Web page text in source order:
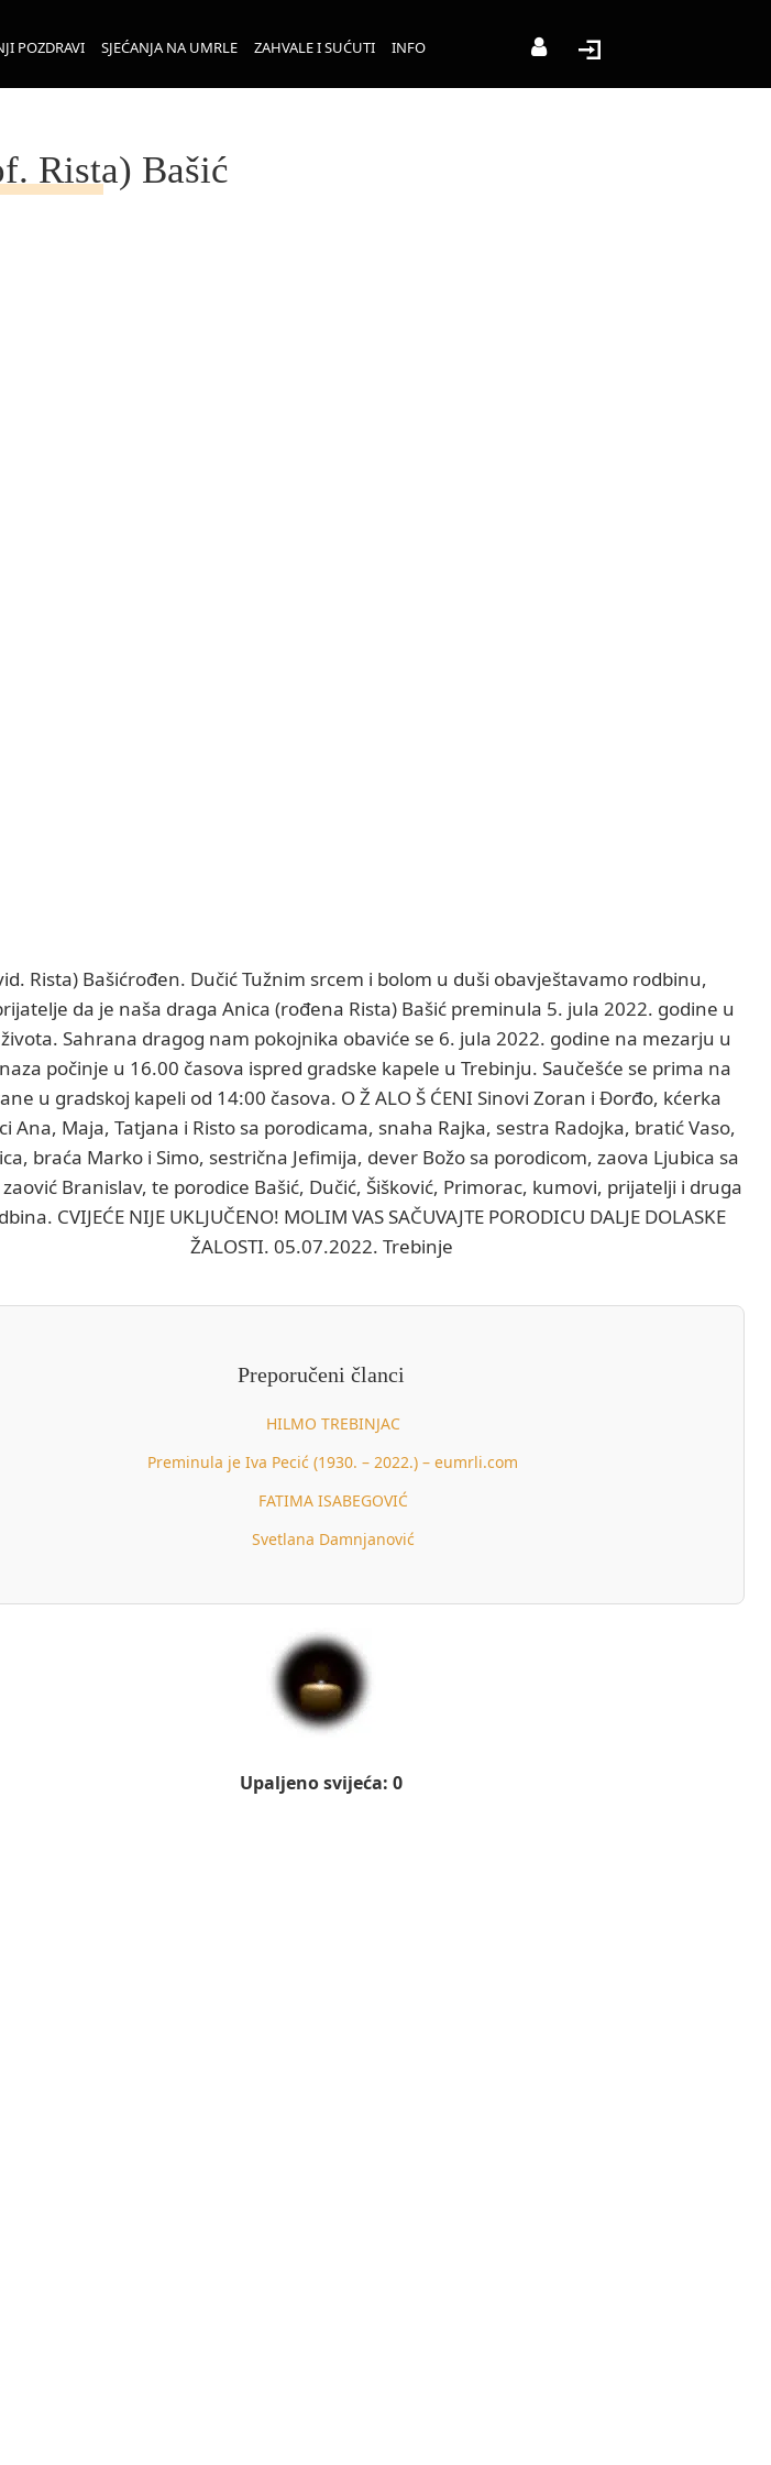
POZDRAVI SJEĆANJA NA UMRLE ZAHVALE I SUĆUTI INFO
Rista) Bašić
Rista) Bašićrođen. Dučić Tužnim srcem i bolom u duši obavještavamo rodbinu,
da je naša draga Anica (rođena Rista) Bašić preminula 5. jula 2022. godine u
Sahrana dragog nam pokojnika obaviće se 6. jula 2022. godine na mezarju u
počinje u 16.00 časova ispred gradske kapele u Trebinju. Saučešće se prima na
u gradskoj kapeli od 14:00 časova. O Ž ALO Š ĆENI Sinovi Zoran i Đorđo, kćerka
Ana, Maja, Tatjana i Risto sa porodicama, snaha Rajka, sestra Radojka, bratić Vaso,
braća Marko i Simo, sestrična Jefimija, dever Božo sa porodicom, zaova Ljubica sa
Branislav, te porodice Bašić, Dučić, Šišković, Primorac, kumovi, prijatelji i druga
CVIJEĆE NIJE UKLJUČENO! MOLIM VAS SAČUVAJTE PORODICU DALJE DOLASKE
ŽALOSTI. 05.07.2022. Trebinje
Preporučeni članci
HILMO TREBINJAC
Preminula je Iva Pecić (1930. – 2022.) – eumrli.com
FATIMA ISABEGOVIĆ
Svetlana Damnjanović
Upaljeno svijeća: 0